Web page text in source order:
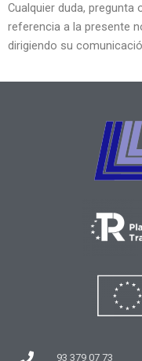
Cualquier duda,
referencia a la presente
dirigiendo su
93 379 07 73